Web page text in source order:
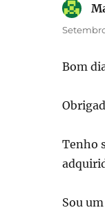
Bom
Tenho
Sou